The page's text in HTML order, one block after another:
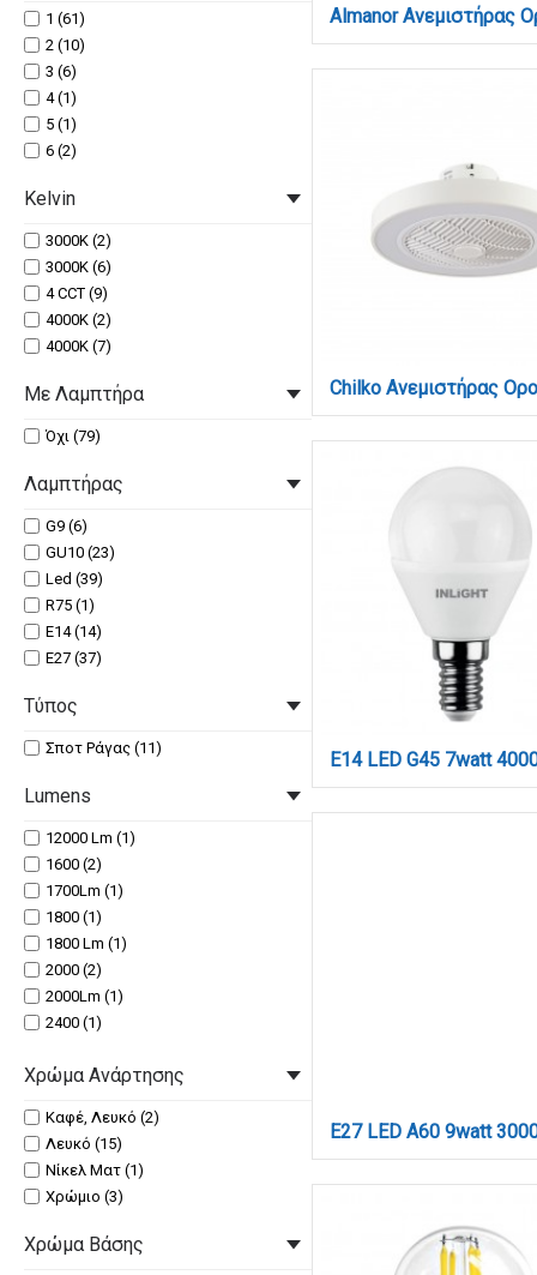
1 (61)
2 (10)
3 (6)
4 (1)
5 (1)
6 (2)
Kelvin
3000K (2)
3000Κ (6)
4 CCT (9)
4000K (2)
4000Κ (7)
Με Λαμπτήρα
Όχι (79)
Λαμπτήρας
G9 (6)
GU10 (23)
Led (39)
R75 (1)
Ε14 (14)
Ε27 (37)
Τύπος
Σποτ Ράγας (11)
Lumens
12000 Lm (1)
1600 (2)
1700Lm (1)
1800 (1)
1800 Lm (1)
2000 (2)
2000Lm (1)
2400 (1)
2456 (3)
2500 (4)
2500LM (1)
250LM (1)
2600 (2)
2700 (1)
2800 (1)
Χρώμα Ανάρτησης
Καφέ, Λευκό (2)
Λευκό (15)
Νίκελ Ματ (1)
Χρώμιο (3)
Χρώμα Βάσης